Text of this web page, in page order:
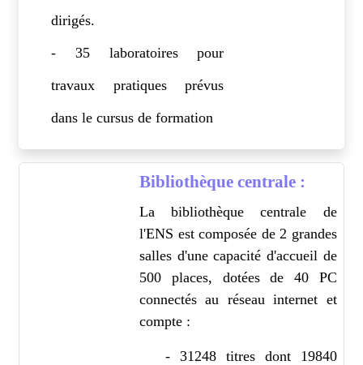
dirigés.
- 35 laboratoires pour
travaux pratiques prévus
dans le cursus de formation
Bibliothèque centrale :
La bibliothèque centrale de
l'ENS est composée de 2 grandes
salles d'une capacité d'accueil de
500 places, dotées de 40 PC
connectés au réseau internet et
compte :
- 31248 titres dont 19840